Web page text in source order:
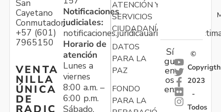
San
Cayetano
Conmutador:
+57 (601)
7965150
VENTA
NILLA
ÚNICA
DE
RADIC
Notificaciones
judiciales:
Horario de
atención
Lunes a
viernes
8:00 a.m. –
6:00 p.m.
Sábado,
ATENCIÓN Y
SERVICIOS
CIUDADANÍA
DATOS
PARA LA
PAZ
FONDO
PARA LA
Sí
gu
en
os
en:
©
Copyrigth
2023
-
Todos